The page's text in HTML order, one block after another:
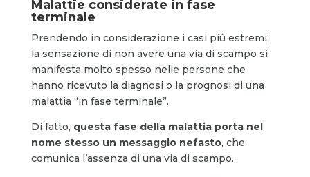
Malattie considerate in fase
terminale
Prendendo in considerazione i casi più estremi,
la sensazione di non avere una via di scampo si
manifesta molto spesso nelle persone che
hanno ricevuto la diagnosi o la prognosi di una
malattia “in fase terminale”.
Di fatto, questa fase della malattia porta nel
nome stesso un messaggio nefasto, che
comunica l’assenza di una via di scampo.